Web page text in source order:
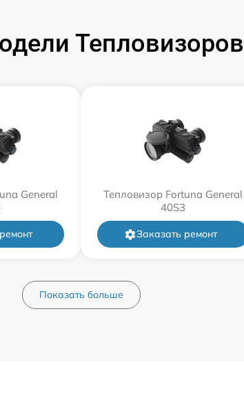
General
Тепловизор Fortuna General
40S3
Заказать ремонт
Показать больше